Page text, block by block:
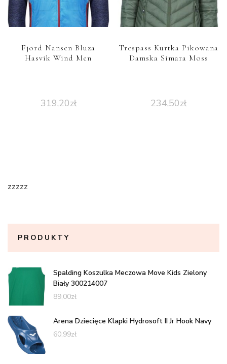
Fjord Nansen Bluza
Hasvik Wind Men
319,20zł
Trespass Kurtka Pikowana
Damska Simara Moss
234,50zł
zzzzz
PRODUKTY
Spalding Koszulka Meczowa Move Kids Zielony
Biały 300214007
89,00zł
Arena Dziecięce Klapki Hydrosoft II Jr Hook Navy
60,99zł